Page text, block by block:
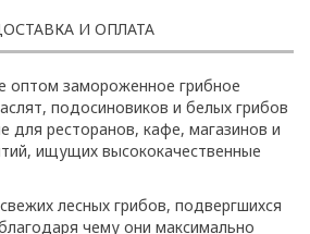
И ОПЛАТА
оптом замороженное грибное
подосиновиков и белых грибов
для ресторанов, кафе, магазинов и
ищущих высококачественные
лесных грибов, подвергшихся
чему они максимально